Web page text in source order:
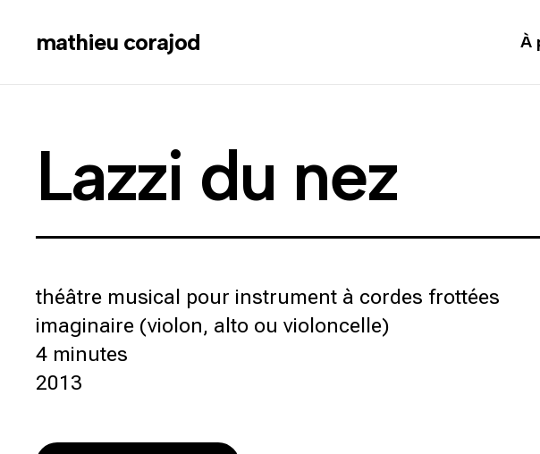
mathieu corajod À
Lazzi du nez
théâtre musical pour instrument à cordes frottées
imaginaire (violon, alto ou violoncelle)
4 minutes
2013